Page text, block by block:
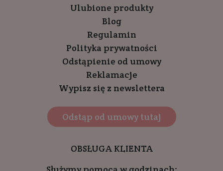
Ulubione produkty
Blog
Regulamin
Polityka prywatności
Odstąpienie od umowy
Reklamacje
Wypisz się z newslettera
Odstąp od umowy tutaj
OBSŁUGA KLIENTA